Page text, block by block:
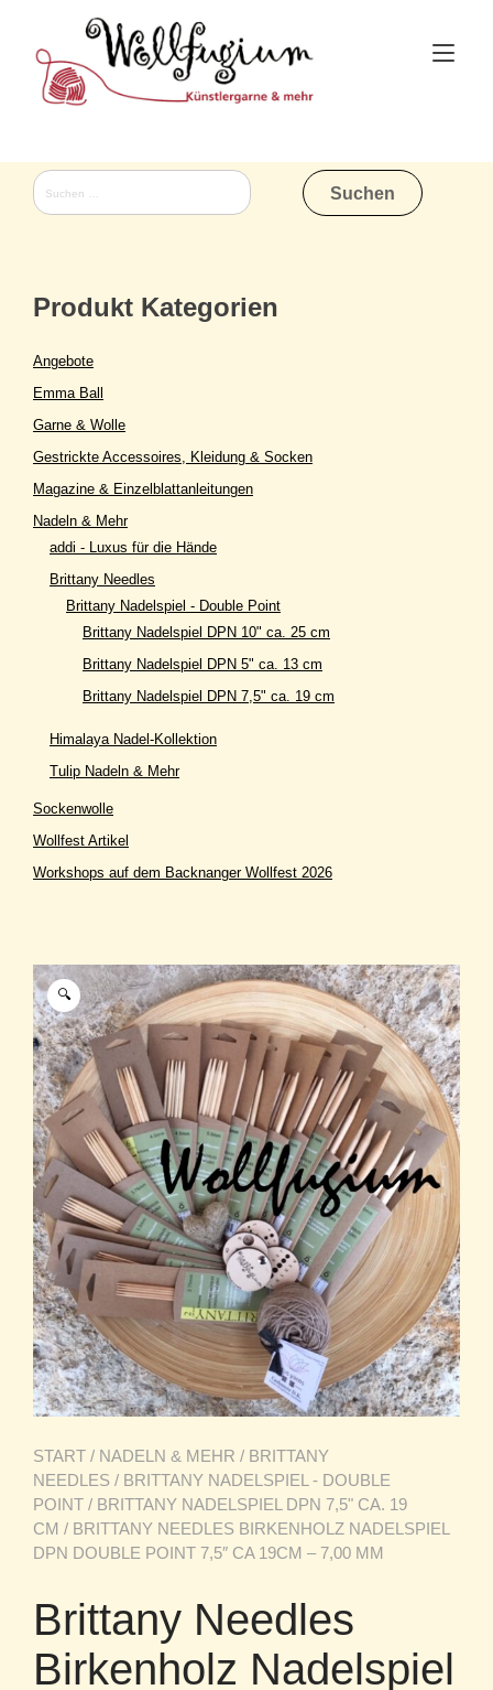
content
🔍
START / NADELN & MEHR / BRITTANY
NEEDLES / BRITTANY NADELSPIEL - DOUBLE
POINT / BRITTANY NADELSPIEL DPN 7,5" CA. 19
CM / BRITTANY NEEDLES BIRKENHOLZ NADELSPIEL
DPN DOUBLE POINT 7,5″ CA 19CM – 7,00 MM
Brittany Needles
Birkenholz Nadelspiel
Suchen
nach:
Produkt Kategorien
Angebote
Emma Ball
Garne & Wolle
Gestrickte Accessoires, Kleidung & Socken
Magazine & Einzelblattanleitungen
Nadeln & Mehr
addi - Luxus für die Hände
Brittany Needles
Brittany Nadelspiel - Double Point
Brittany Nadelspiel DPN 10" ca. 25 cm
Brittany Nadelspiel DPN 5" ca. 13 cm
Brittany Nadelspiel DPN 7,5" ca. 19 cm
Himalaya Nadel-Kollektion
Tulip Nadeln & Mehr
Sockenwolle
Wollfest Artikel
Workshops auf dem Backnanger Wollfest 2026